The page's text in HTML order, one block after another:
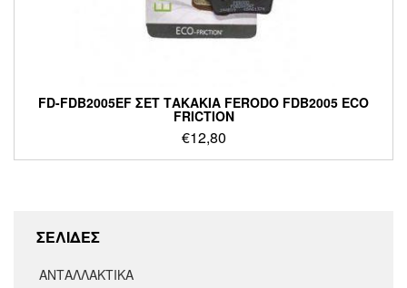
FD-FDB2005EF ΣΕΤ ΤΑΚΑΚΙΑ FERODO FDB2005 ECO
FRICTION
€12,80
ΣΕΛΙΔΕΣ
ΑΝΤΑΛΛΑΚΤΙΚΑ